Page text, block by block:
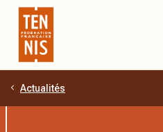
Aller au contenu principal
Actualités